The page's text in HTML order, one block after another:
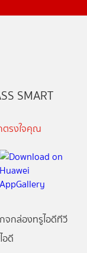
SMART
ตรงใจคุณ
จกล่องทรูไอดีทีวี
อดี